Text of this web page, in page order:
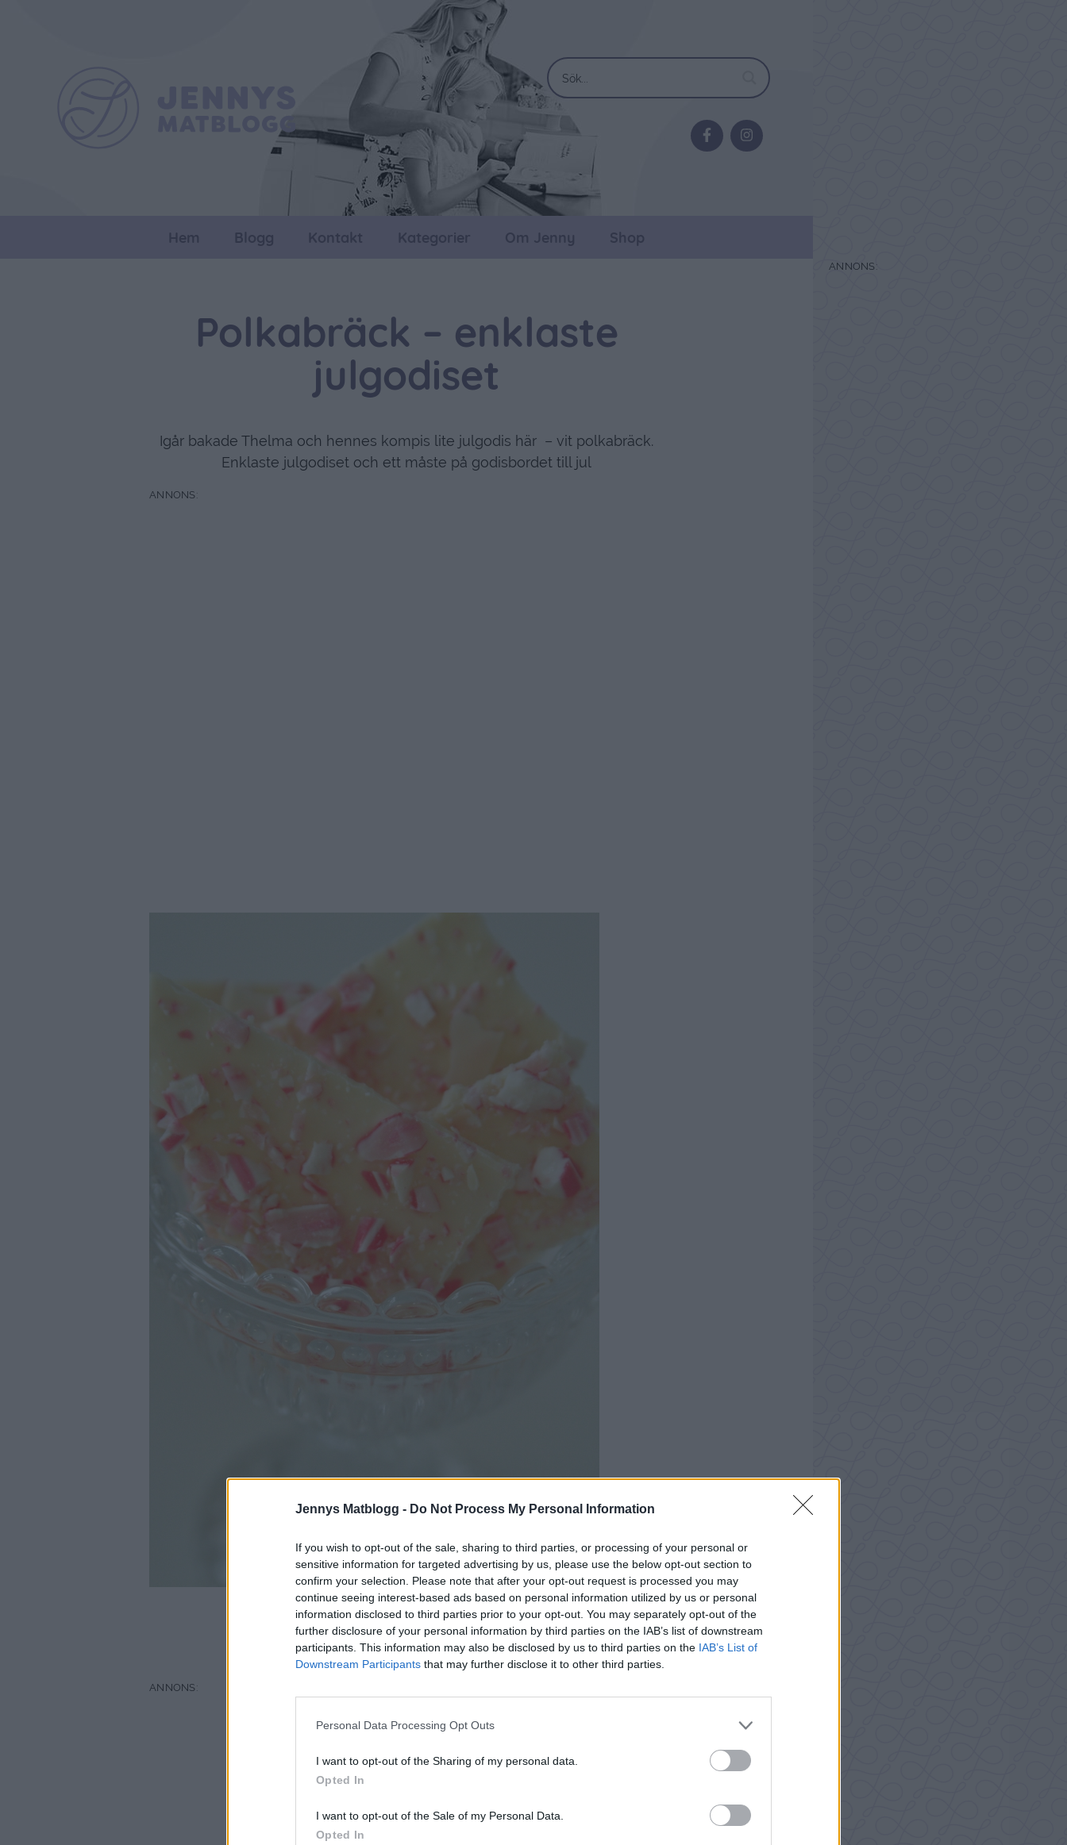
Jennys Matblogg - Do Not Process My Personal Information
If you wish to opt-out of the sale, sharing to third parties, or processing of your personal or
sensitive information for targeted advertising by us, please use the below opt-out section to
confirm your selection. Please note that after your opt-out request is processed you may
continue seeing interest-based ads based on personal information utilized by us or personal
information disclosed to third parties prior to your opt-out. You may separately opt-out of the
further disclosure of your personal information by third parties on the IAB’s list of downstream
participants. This information may also be disclosed by us to third parties on the IAB’s List of
Downstream Participants that may further disclose it to other third parties.
Personal Data Processing Opt Outs
I want to opt-out of the Sharing of my personal data.
Opted In
I want to opt-out of the Sale of my Personal Data.
Opted In
Hem Blogg Kontakt Kategorier Om Jenny Shop
Polkabräck – enklaste
julgodiset
Igår bakade Thelma och hennes kompis lite julgodis här – vit polkabräck.
Enklaste julgodiset och ett måste på godisbordet till jul
Du behöver :
200 gram vit choklad
1/2 påse med polkagrisar